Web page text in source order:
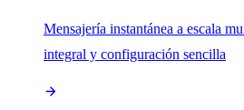
Mensajería instantánea a escala
integral y configuración sencilla